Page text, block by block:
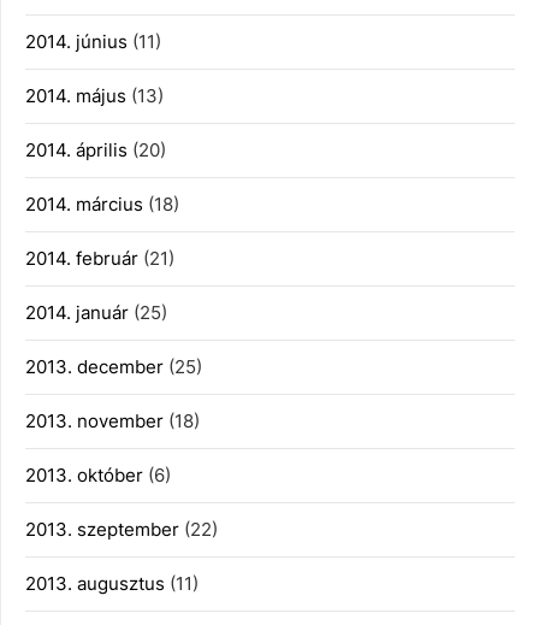
2014. június (11)
2014. május (13)
2014. április (20)
2014. március (18)
2014. február (21)
2014. január (25)
2013. december (25)
2013. november (18)
2013. október (6)
2013. szeptember (22)
2013. augusztus (11)